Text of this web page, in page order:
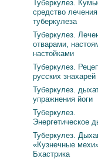
Туберкулез.
средство лечения
туберкулеза
Туберкулез.
отварами,
настойками
Туберкулез.
русских знахарей
Туберкулез.
упражнения йоги
Туберкулез.
Энергетическое
Туберкулез.
«Кузнечные
Бхастрика